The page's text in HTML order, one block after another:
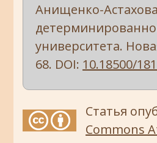
Анищенко-
университета.
68. DOI: 10.18500/
Статья
Commons